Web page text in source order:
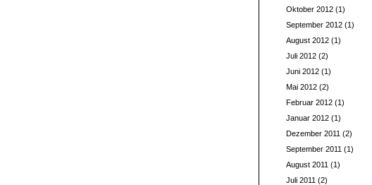
Oktober 2012(1)
September 2012(1)
August 2012(1)
Juli 2012(2)
Juni 2012(1)
Mai 2012(2)
Februar 2012(1)
Januar 2012(1)
Dezember 2011 (2)
September 2011 (1)
August 2011 (1)
Juli 2011 (2)